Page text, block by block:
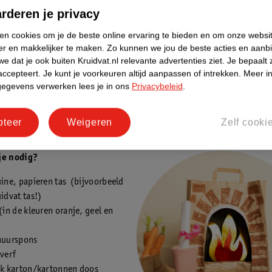
papier. Laat het goed drogen en teken er met een zwarte stift een
streep en een strikje op. Herhaal dit met verschillende kleuren verf
aan cadeautjes hebt gemaakt op het papier. Het resultaat: je eigen
perfect om kleine cadeautjes mee in te pakken!
zorgt voor sfeer en warmte op koude dagen. Geen openhaard in
geeft misschien geen warmte af, maar sfeervol is het zeker.
nodig?
papieren tas (bijvoorbeeld
tas!)
de kleuren oranje, geel en
karton/kartonnen doos
je privacy
cookies om je de beste online ervaring te bieden en om onze
en makkelijker te maken. Zo kunnen we jou de beste acties en
dat je ook buiten Kruidvat.nl relevante advertenties ziet. Je bepaalt
Je kunt je voorkeuren altijd aanpassen of intrekken. Meer
verwerken lees je in ons Privacybeleid.
Zelf
Weigeren